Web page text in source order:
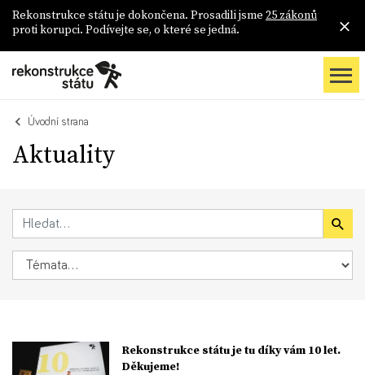
Rekonstrukce státu je dokončena. Prosadili jsme 25 zákonů
proti korupci. Podívejte se, o které se jedná.
Úvodní strana
Aktuality
Rekonstrukce státu je tu díky vám 10 let.
Děkujeme!